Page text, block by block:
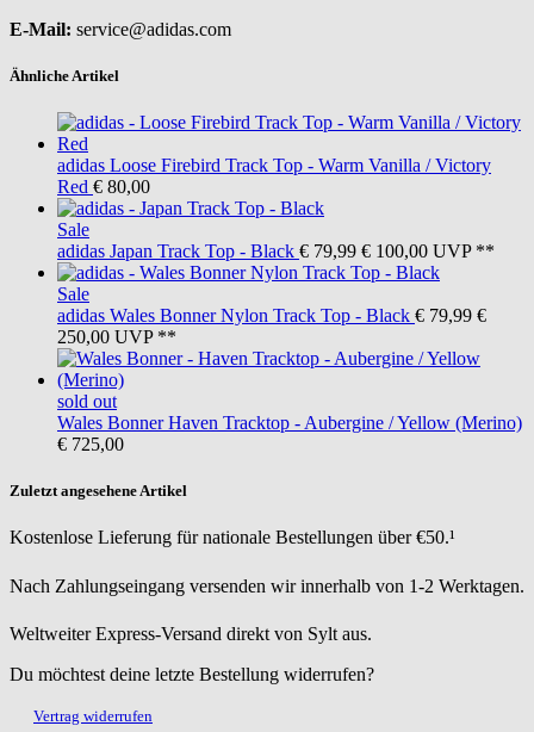
E-Mail: service@adidas.com
Ähnliche Artikel
adidas Loose Firebird Track Top - Warm Vanilla / Victory
Red € 80,00
Sale
adidas Japan Track Top - Black € 79,99 € 100,00 UVP **
Sale
adidas Wales Bonner Nylon Track Top - Black € 79,99 €
250,00 UVP **
sold out
Wales Bonner Haven Tracktop - Aubergine / Yellow (Merino)
€ 725,00
Zuletzt angesehene Artikel
Kostenlose Lieferung für nationale Bestellungen über €50.¹
Nach Zahlungseingang versenden wir innerhalb von 1-2 Werktagen.
Weltweiter Express-Versand direkt von Sylt aus.
Du möchtest deine letzte Bestellung widerrufen?
Vertrag widerrufen